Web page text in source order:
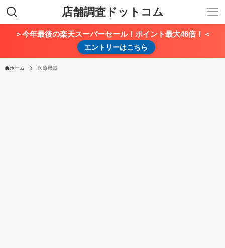
店舗調査ドットコム
＞今年最後の楽天スーパーセール！ポイント最大46倍！＜
エントリーはこちら
ホーム 医療機器